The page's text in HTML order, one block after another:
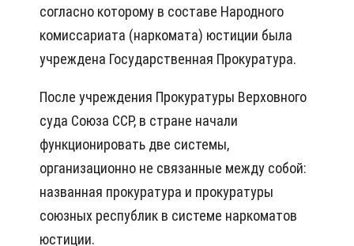
согласно которому в составе Народного
комиссариата (наркомата) юстиции была
учреждена Государственная Прокуратура.
После учреждения Прокуратуры Верховного
суда Союза ССР, в стране начали
функционировать две системы,
организационно не связанные между собой:
названная прокуратура и прокуратуры
союзных республик в системе наркоматов
юстиции.